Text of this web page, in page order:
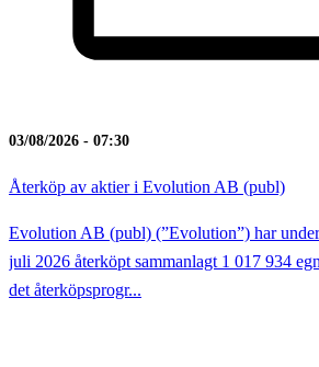
03/08/2026 - 07:30
Återköp av aktier i Evolution AB (publ)
Evolution AB (publ) (”Evolution”) har
juli 2026 återköpt sammanlagt 1 017 934
det återköpsprogr...